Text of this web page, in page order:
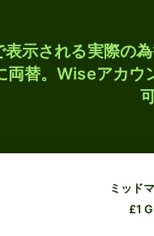
示される実際の
両替。Wiseアカウ
ミッド
£1